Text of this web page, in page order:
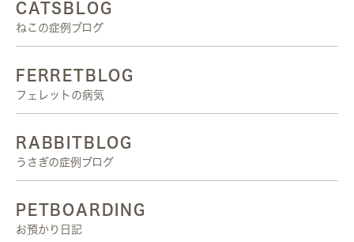
CATSBLOG
ねこの症例ブログ
FERRETBLOG
フェレットの病気
RABBITBLOG
うさぎの症例ブログ
PETBOARDING
お預かり日記